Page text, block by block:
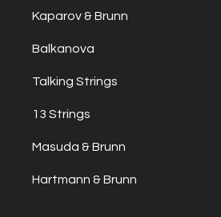
Kaparov & Brunn
Balkanova
Talking Strings
13 Strings
Masuda & Brunn
Hartmann & Brunn